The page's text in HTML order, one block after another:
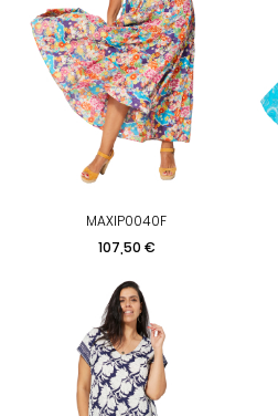
MAXIP0040F
Prix
107,50 €